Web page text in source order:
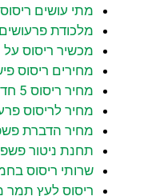
מתי עושים ריסוס
מלכודת פרעושים
מכשיר ריסוס על
מחירים ריסוס
מחיר ריסוס 5 חדרים
מחיר לריסוס
מחיר הדברת
תחנת ניטור
שרותי ריסוס
ריסוס לעץ תמר